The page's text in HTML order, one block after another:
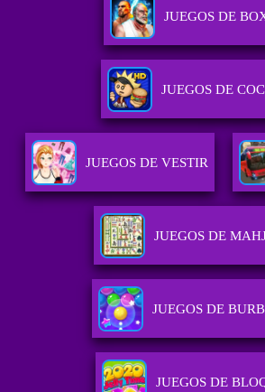
JUEGOS DE
JUEGOS DE
JUEGOS DE VESTIR
JUEGOS DE
JUEGOS DE
JUEGOS DE